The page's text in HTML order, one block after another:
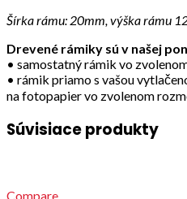
Šírka rámu: 20mm, výška rámu
Drevené rámiky sú v našej
• samostatný rámik vo
• rámik priamo s vašou
na fotopapier vo zvolenom
Súvisiace produkty
Compare